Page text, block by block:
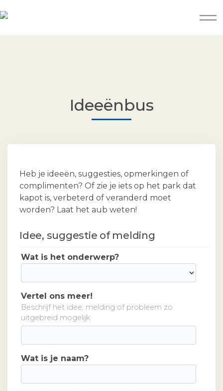
Ideeënbus
Heb je ideeën, suggesties, opmerkingen of
complimenten? Of zie je iets op het park dat
kapot is, verbeterd of veranderd moet
worden? Laat het aub weten!
Idee, suggestie of melding
Wat is het onderwerp?
Vertel ons meer!
Beschrijf het idee, melding of probleem zo
uitgebreid mogelijk
Wat is je naam?